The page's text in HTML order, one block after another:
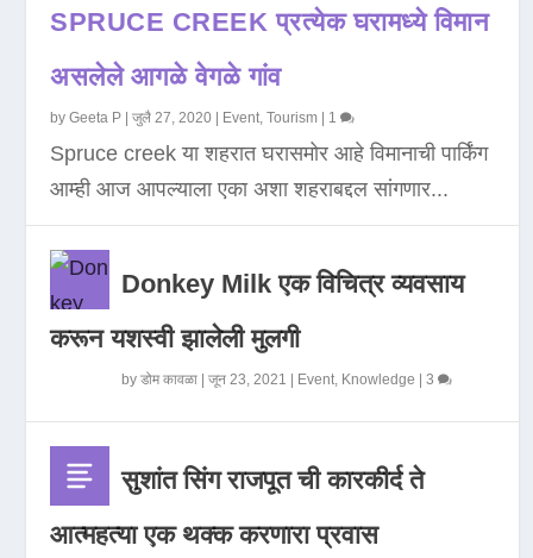
SPRUCE CREEK प्रत्येक घरामध्ये विमान
असलेले आगळे वेगळे गांव
byGeeta P |जुलै 27, 2020 Event,Tourism 1
Spruce creek या शहरात घरासमोर आहे विमानाची पार्किंग
आम्ही आज आपल्याला एका अशा शहराबद्दल सांगणार...
Donkey Milk एक विचित्र व्यवसाय
करून यशस्वी झालेली मुलगी
byडोम कावळा |जून 23, 2021 Event, Knowledge |3
सुशांत सिंग राजपूत ची कारकीर्द ते
आत्महत्या एक थक्क करणारा प्रवास